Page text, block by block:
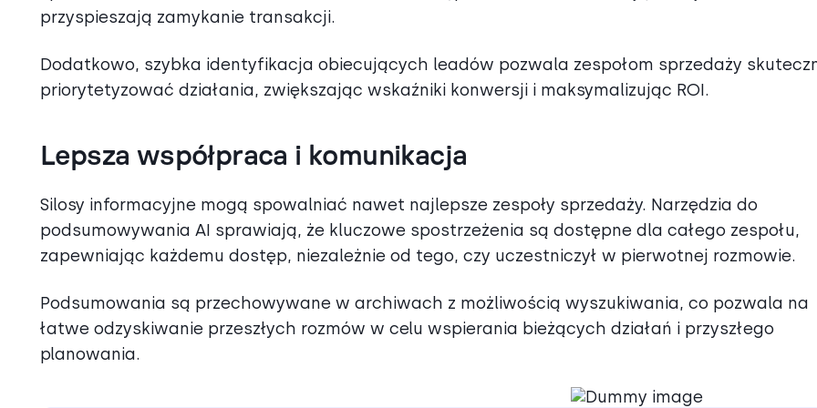
przyspieszają zamykanie transakcji.
Dodatkowo, szybka identyfikacja obiecujących leadów pozwala zespołom sprzedaży
priorytetyzować działania, zwiększając wskaźniki konwersji i maksymalizując ROI.
Lepsza współpraca i komunikacja
Silosy informacyjne mogą spowalniać nawet najlepsze zespoły sprzedaży. Narzędzia do
podsumowywania AI sprawiają, że kluczowe spostrzeżenia są dostępne dla całego zespołu,
zapewniając każdemu dostęp, niezależnie od tego, czy uczestniczył w pierwotnej rozmowie.
Podsumowania są przechowywane w archiwach z możliwością wyszukiwania, co pozwala na
łatwe odzyskiwanie przeszłych rozmów w celu wspierania bieżących działań i przyszłego
planowania.